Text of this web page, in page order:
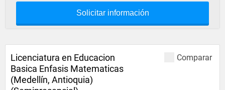
Solicitar información
Comparar
Licenciatura en Educacion
Basica Enfasis Matematicas
(Medellín, Antioquia)